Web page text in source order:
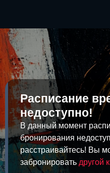
Расписание
недоступно!
В данный момент
бронирования
расстраивайтесь! Вы
забронировать другой